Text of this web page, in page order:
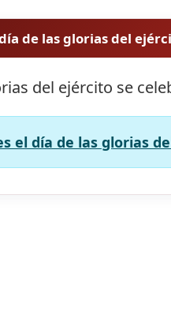
de las glorias del
del ejército se
el día de las glorias